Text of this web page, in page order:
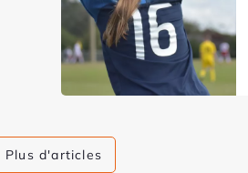
Plus d'articles